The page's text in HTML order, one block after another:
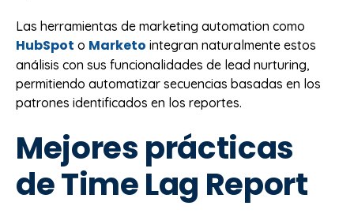
Las herramientas de marketing automation como
HubSpot o Marketo integran naturalmente estos
análisis con sus funcionalidades de lead nurturing,
permitiendo automatizar secuencias basadas en los
patrones identificados en los reportes.
Mejores prácticas
de Time Lag Report